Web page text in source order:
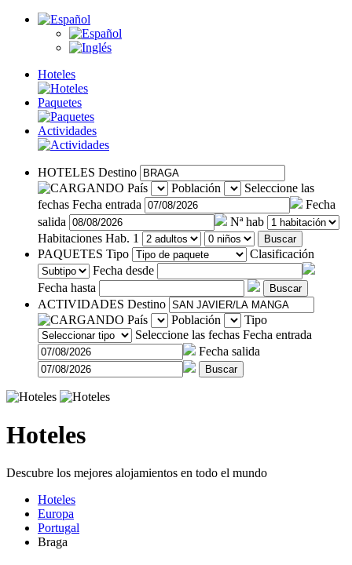
Hoteles
Paquetes
Actividades
HOTELES Destino
País
Población
Seleccione las
fechas Fecha entrada
Fecha
salida
Nª hab
Habitaciones Hab. 1 Buscar
PAQUETES Tipo
Clasificación
Fecha desde
Fecha hasta
Buscar
ACTIVIDADES Destino
País
Población
Tipo
Seleccione las fechas Fecha entrada
Fecha salida
Buscar
Hoteles
Descubre los mejores alojamientos en todo el mundo
Hoteles
Europa
Portugal
Braga